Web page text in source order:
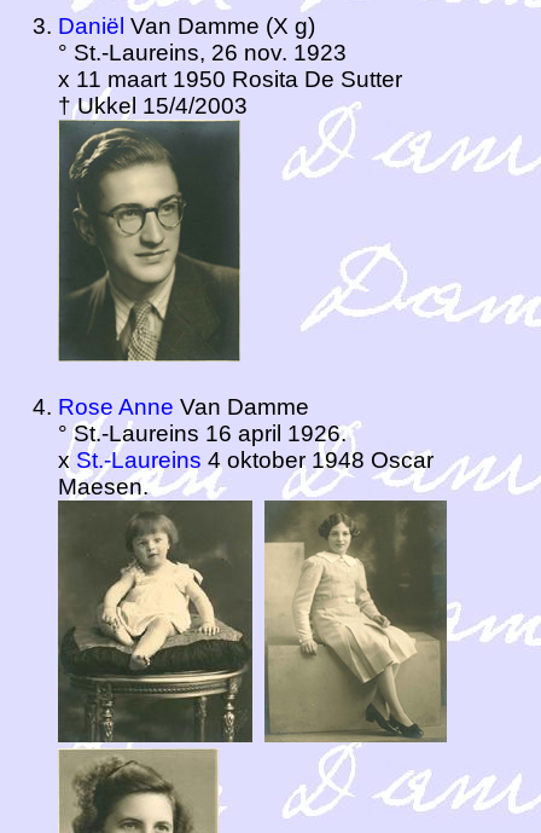
Daniël Van Damme (X g)
° St.-Laureins, 26 nov. 1923
x 11 maart 1950 Rosita De Sutter
† Ukkel 15/4/2003
Rose Anne Van Damme
° St.-Laureins 16 april 1926.
x St.-Laureins 4 oktober 1948 Oscar
Maesen.